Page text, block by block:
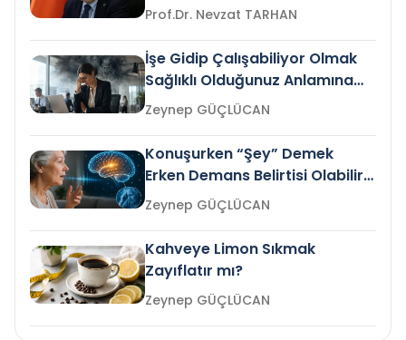
Prof.Dr. Nevzat TARHAN
İşe Gidip Çalışabiliyor Olmak
Sağlıklı Olduğunuz Anlamına
Gelir mi?Zeynep GÜÇLÜCAN
Konuşurken “Şey” Demek
Erken Demans Belirtisi Olabilir
mi?
Zeynep GÜÇLÜCAN
Kahveye Limon Sıkmak
Zayıflatır mı?
Zeynep GÜÇLÜCAN